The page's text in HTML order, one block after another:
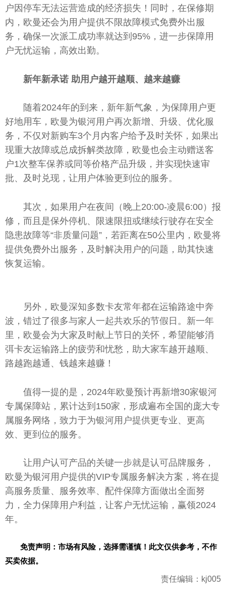
户因停车无法运营造成的经济损失！同时，在保修期
内，欧曼还会为用户提供不限故障模式免费外出服
务，确保一次派工成功率就达到95%，进一步保障用
户无忧运输，高效出勤。
新年新承诺 助用户越开越顺、越来越赚
随着2024年的到来，新年新气象，为保障用户更
好地用车，欧曼为银河用户再次新增、升级、优化服
务，不仅对新购车3个月内客户给予及时关怀，如果出
现重大故障或总成拆解类故障，欧曼也会主动赠送客
户1次整车保养或同等价格产品升级，并实现快速审
批、及时兑现，让用户体验更到位的服务。
其次，如果用户在夜间（晚上20:00-凌晨6:00）报
修，而且是保外停机、限速限扭或继续行驶存在安全
隐患故障等“非质量问题”，若距离在50公里内，欧曼将
提供免费外出服务，及时解决用户的问题，助其快速
恢复运输。
另外，欧曼深知多数卡友常年都在运输路途中奔
波，错过了很多与家人一起共欢乐的节假日。新一年
里，欧曼会为大家及时献上节日的关怀，希望能够消
弭卡友运输路上的疲劳和忧愁，助大家车越开越顺、
路越跑越通、钱越来越赚！
值得一提的是，2024年欧曼预计再新增30家银河
专属保障站，累计达到150家，形成遍布全国的庞大专
属服务网络，致力于为银河用户提供更专业、更高
效、更到位的服务。
让用户认可产品的关键一步就是认可品牌服务，
欧曼为银河用户提供的VIP专属服务解决方案，将在提
高服务质量、服务效率、配件保障方面做出全面努
力，全力保障用户利益，让客户无忧运输，赢领2024
年。
免责声明：市场有风险，选择需谨慎！此文仅供参考，不作
买卖依据。
责任编辑：kj005